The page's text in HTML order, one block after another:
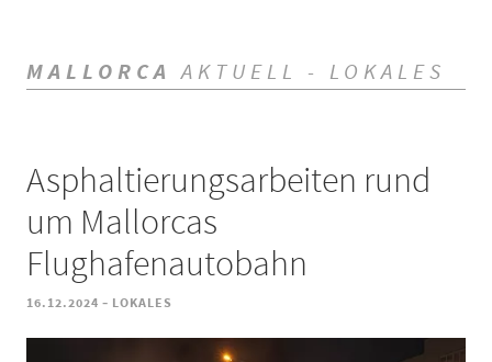
MALLORCA AKTUELL - LOKALES
Asphaltierungsarbeiten rund
um Mallorcas
Flughafenautobahn
16.12.2024 - LOKALES